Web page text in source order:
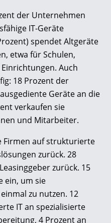
der Unternehmen
IT-Geräte
spendet Altgeräte
etwa für Schulen,
Auch
18 Prozent der
Geräte an die
verkaufen sie
und Mitarbeiter.
Firmen auf strukturierte
zurück. 28
zurück. 15
ein, um sie
zu nutzen. 12
IT an spezialisierte
4 Prozent an